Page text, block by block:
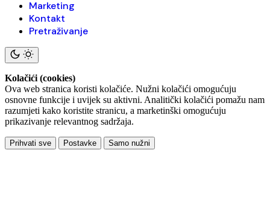
Marketing
Kontakt
Pretraživanje
Kolačići (cookies)
Ova web stranica koristi kolačiće. Nužni kolačići omogućuju
osnovne funkcije i uvijek su aktivni. Analitički kolačići pomažu nam
razumjeti kako koristite stranicu, a marketinški omogućuju
prikazivanje relevantnog sadržaja.
Prihvati sve Postavke Samo nužni